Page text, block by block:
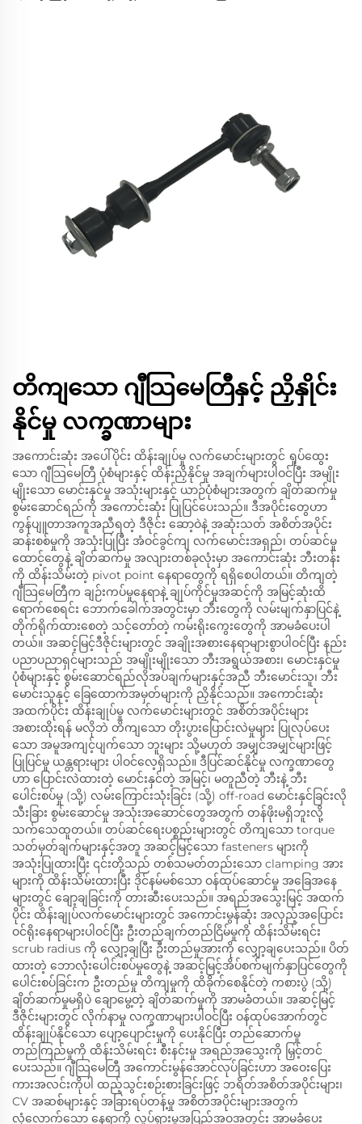
တိကျသော ဂျီသြမေတြီနှင့် ညှိနှိုင်း
နိုင်မှု လက္ခဏာများ
အကောင်းဆုံး အပေါ်ပိုင်း ထိန်းချုပ်မှု လက်မောင်းများတွင် ရှုပ်ထွေး
သော ဂျီသြမေတြီ ပုံစံများနှင့် ထိန်းညှိနိုင်မှု အချက်များပါဝင်ပြီး အမျိုး
မျိုးသော မောင်းနှင်မှု အသုံးများနှင့် ယာဉ်ပုံစံများအတွက် ချိတ်ဆက်မှု
စွမ်းဆောင်ရည်ကို အကောင်းဆုံး ပြုပြင်ပေးသည်။ ဒီအပိုင်းတွေဟာ
ကွန်ပျူတာအကူအညီရတဲ့ ဒီဇိုင်း ဆော့ဝဲနဲ့ အဆုံးသတ် အစိတ်အပိုင်း
ဆန်းစစ်မှုကို အသုံးပြုပြီး အံဝင်ခွင်ကျ လက်မောင်းအရှည်၊ တပ်ဆင်မှု
ထောင့်တွေနဲ့ ချိတ်ဆက်မှု အလျားတစ်ခုလုံးမှာ အကောင်းဆုံး ဘီးတန်း
ကို ထိန်းသိမ်းတဲ့ pivot point နေရာတွေကို ရရှိစေပါတယ်။ တိကျတဲ့
ဂျီသြမေတြီက ချဉ်းကပ်မှုနေရာနဲ့ ချုပ်ကိုင်မှုအဆင့်ကို အမြင့်ဆုံးထိ
ရောက်စေရင်း ဘောက်ခေါက်အတွင်းမှာ ဘီးတွေကို လမ်းမျက်နှာပြင်နဲ့
တိုက်ရိုက်ထားစေတဲ့ သင့်တော်တဲ့ ကမ်းရိုးကွေးတွေကို အာမခံပေးပါ
တယ်။ အဆင့်မြင့်ဒီဇိုင်းများတွင် အချိုးအစားနေရာများစွာပါဝင်ပြီး နည်း
ပညာပညာရှင်များသည် အမျိုးမျိုးသော ဘီးအရွယ်အစား၊ မောင်းနှင်မှု
ပုံစံများနှင့် စွမ်းဆောင်ရည်လိုအပ်ချက်များနှင့်အညီ ဘီးမောင်းသူ၊ ဘီး
မောင်းသူနှင့် ခြေထောက်အမှတ်များကို ညှိနိုင်သည်။ အကောင်းဆုံး
အထက်ပိုင်း ထိန်းချုပ်မှု လက်မောင်းများတွင် အစိတ်အပိုင်းများ
အစားထိုးရန် မလိုဘဲ တိကျသော တိုးပွားပြောင်းလဲမှုများ ပြုလုပ်ပေး
သော အမူအကျင့်ပျက်သော ဘူးများ သို့မဟုတ် အမျှင်အမျှင်များဖြင့်
ပြုပြင်မှု ယန္တရားများ ပါဝင်လေ့ရှိသည်။ ဒီပြင်ဆင်နိုင်မှု လက္ခဏာတွေ
ဟာ ပြောင်းလဲထားတဲ့ မောင်းနှင်တဲ့ အမြင့်၊ မတူညီတဲ့ ဘီးနဲ့ ဘီး
ပေါင်းစပ်မှု (သို့) လမ်းကြောင်းသုံးခြင်း (သို့) off-road မောင်းနှင်ခြင်းလို
သီးခြား စွမ်းဆောင်မှု အသုံးအဆောင်တွေအတွက် တန်ဖိုးမရှိဘူးလို့
သက်သေထူတယ်။ တပ်ဆင်ရေးပစ္စည်းများတွင် တိကျသော torque
သတ်မှတ်ချက်များနှင့်အတူ အဆင့်မြင့်သော fasteners များကို
အသုံးပြုထားပြီး ၎င်းတို့သည် တစ်သမတ်တည်းသော clamping အား
များကို ထိန်းသိမ်းထားပြီး ဒိုင်နမ်မစ်သော ဝန်ထုပ်ဆောင်မှု အခြေအနေ
များတွင် ချော့ချခြင်းကို တားဆီးပေးသည်။ အရည်အသွေးမြင့် အထက်
ပိုင်း ထိန်းချုပ်လက်မောင်းများတွင် အကောင်းမွန်ဆုံး အလှည့်အပြောင်း
ဝင်ရိုးနေရာများပါဝင်ပြီး ဦးတည်ချက်တည်ငြိမ်မှုကို ထိန်းသိမ်းရင်း
scrub radius ကို လျှော့ချပြီး ဦးတည်မှုအားကို လျှော့ချပေးသည်။ ပိတ်
ထားတဲ့ ဘောလုံးပေါင်းစပ်မှုတွေနဲ့ အဆင့်မြင့်အိပ်စက်မျက်နှာပြင်တွေကို
ပေါင်းစပ်ခြင်းက ဦးတည်မှု တိကျမှုကို ထိခိုက်စေနိုင်တဲ့ ကစားပွဲ (သို့)
ချိတ်ဆက်မှုမရှိပဲ ချောမွေ့တဲ့ ချိတ်ဆက်မှုကို အာမခံတယ်။ အဆင့်မြင့်
ဒီဇိုင်းများတွင် လိုက်နာမှု လက္ခဏာများပါဝင်ပြီး ဝန်ထုပ်အောက်တွင်
ထိန်းချုပ်နိုင်သော ပျော့ပျောင်းမှုကို ပေးနိုင်ပြီး တည်ဆောက်မှု
တည်ကြည်မှုကို ထိန်းသိမ်းရင်း စီးနင်းမှု အရည်အသွေးကို မြှင့်တင်
ပေးသည်။ ဂျီသြမေတြီ အကောင်းမွန်အောင်လုပ်ခြင်းဟာ အဝေးပြေး
ကားအလင်းကိုပါ ထည့်သွင်းစဉ်းစားခြင်းဖြင့် ဘရိတ်အစိတ်အပိုင်းများ၊
CV အဆစ်များနှင့် အခြားရပ်တန့်မှု အစိတ်အပိုင်းများအတွက်
လုံလောက်သော နေရာကို လှုပ်ရှားမှုအပြည့်အဝအတွင်း အာမခံပေး